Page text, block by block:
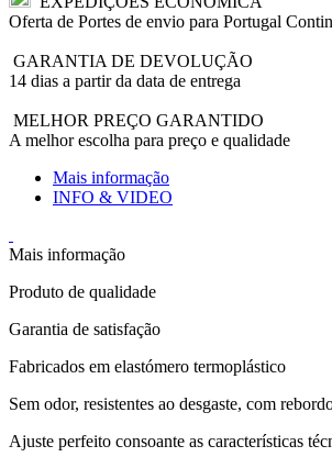
Oferta de Portes de envio para Portugal
GARANTIA DE DEVOLUÇÃO
14 dias a partir da data de entrega
MELHOR PREÇO GARANTIDO
A melhor escolha para preço e qualidade
Mais informação
INFO & VIDEO
Mais informação
Produto de qualidade
Garantia de satisfação
Fabricados em elastómero termoplástico
Sem odor, resistentes ao desgaste, com
Ajuste perfeito consoante as características